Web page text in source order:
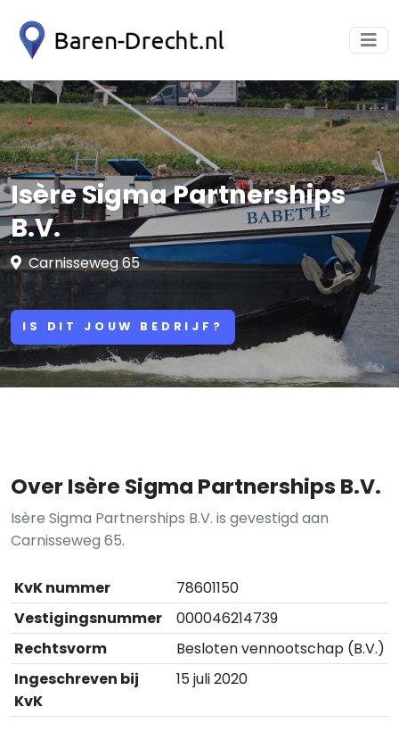
Isère Sigma Partnerships
B.V.
Carnisseweg 65
IS DIT JOUW BEDRIJF?
Over Isère Sigma Partnerships B.V.
Isère Sigma Partnerships B.V. is gevestigd aan
Carnisseweg 65.
KvK nummer
78601150
Vestigingsnummer
000046214739
Rechtsvorm
Besloten vennootschap (B.V.)
Ingeschreven bij
KvK
15 juli 2020